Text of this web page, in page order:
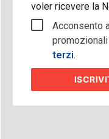
voler ricevere la
Acconsento
terzi.